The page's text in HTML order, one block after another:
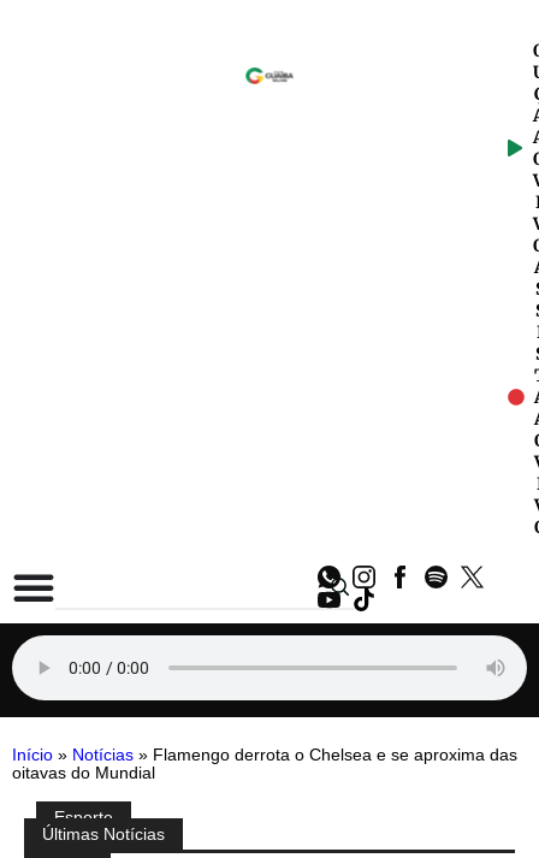
Início » Notícias » Flamengo derrota o Chelsea e se aproxima das
oitavas do Mundial
Compartilhe:
Esporte
PÚltimas Notícias